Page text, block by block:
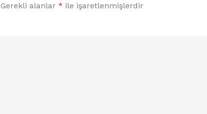
Gerekli alanlar * ile işaretlenmişlerdir